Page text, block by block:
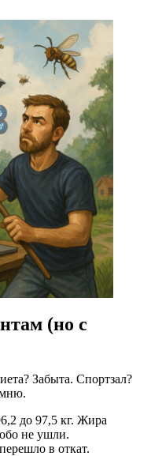
(но с
Забыта. Спортзал?
до 97,5 кг. Жира
не ушли.
в откат.